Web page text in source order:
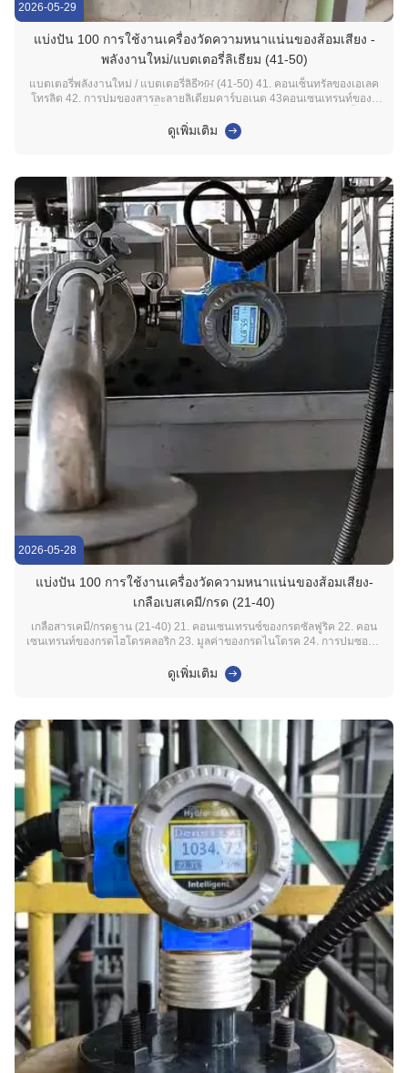
2026-05-29
แบ่งปัน 100 การใช้งานเครื่องวัดความหนาแน่นของส้อมเสียง -
พลังงานใหม่/แบตเตอรี่ลิเธียม (41-50)
แบตเตอรี่พลังงานใหม่ / แบตเตอรี่ลิธีਅਮ (41-50) 41. คอนเซ็นทรัลของเอเลค
โทรลิต 42. การปมของสารละลายลิเดียมคาร์บอเนต 43คอนเซนเทรนท์ของลิ
ของเหลืองเหลืองเหลืองเหลืองเหลืองเหลืองเหลืองเหลืองเหลืองเหลือง 46คอน
เซ็นทรัลของสารละลาย NMP 47. กา...
ดูเพิ่มเติม
2026-05-28
แบ่งปัน 100 การใช้งานเครื่องวัดความหนาแน่นของส้อมเสียง-
เกลือเบสเคมี/กรด (21-40)
เกลือสารเคมี/กรดฐาน (21-40) 21. คอนเซนเทรนซ์ของกรดซัลฟูริค 22. คอน
เซนเทรนท์ของกรดไฮโดรคลอริก 23. มูลค่าของกรดไนโตรค 24. การปมซอด้า
ของไฮโดรเจนเปอร์ออกไซด์ 27คอนเซ็นทรัลของกรดคลอโรเอเซติก 28. การ
ป้อนของสารละลายซาเดียมคาร์บอเนต 29คอนเซน...
ดูเพิ่มเติม